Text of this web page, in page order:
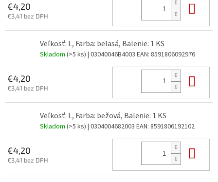
€4,20
€3,41 bez DPH
Veľkosť: L, Farba: belasá, Balenie: 1 KS
Skladom (>5 ks) | 03040046B4003 EAN: 8591806092976
€4,20
€3,41 bez DPH
Veľkosť: L, Farba: bežová, Balenie: 1 KS
Skladom (>5 ks) | 0304004682003 EAN: 8591806192102
€4,20
€3,41 bez DPH